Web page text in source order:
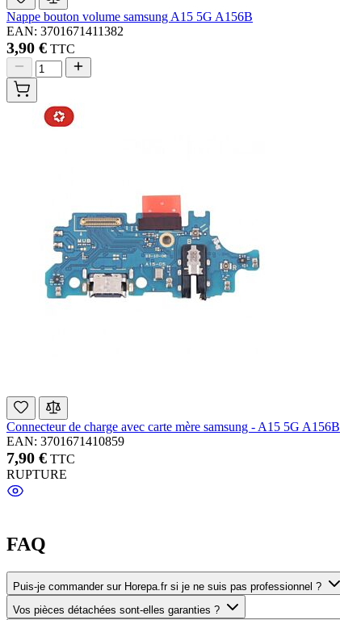
Nappe bouton volume samsung A15 5G A156B
EAN: 3701671411382
3,90 € TTC
Connecteur de charge avec carte mère samsung - A15 5G A156B
EAN: 3701671410859
7,90 € TTC
RUPTURE
FAQ
Puis-je commander sur Horepa.fr si je ne suis pas professionnel ?
Vos pièces détachées sont-elles garanties ?